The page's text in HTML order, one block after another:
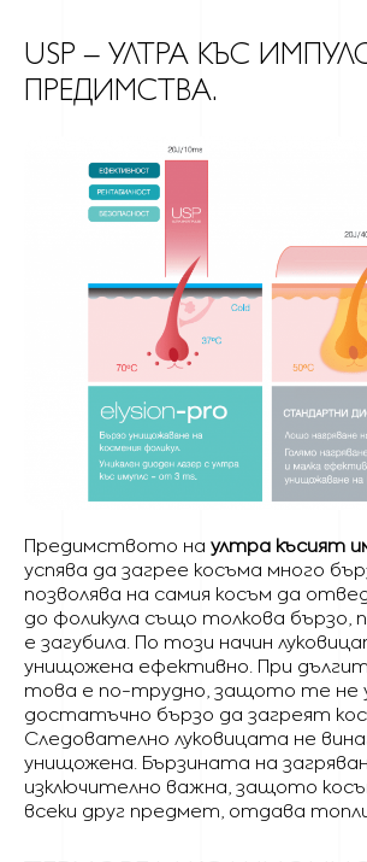
USP – УЛТРА КЪС
ПРЕДИМСТВА.
Предимството на ултра късият
успява да загрее косъма много
позволява на самия косъм да
до фоликула също толкова бързо,
е загубила. По този начин
унищожена ефективно. При
това е по-трудно, защото те не
достатъчно бързо да загреят
Следователно луковицата не
унищожена. Бързината на
изключително важна, защото
всеки друг предмет, отдава